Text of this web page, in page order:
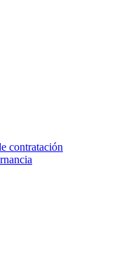
contratación